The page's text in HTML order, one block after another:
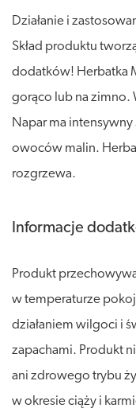
Działanie i
Skład produktu
dodatków! Herbatka
gorąco lub na zimno.
Napar ma intensywny
owoców malin.
rozgrzewa.
Informacje
Produkt
w temperaturze
działaniem wilgoci i
zapachami. Produkt
ani zdrowego trybu
w okresie ciąży i